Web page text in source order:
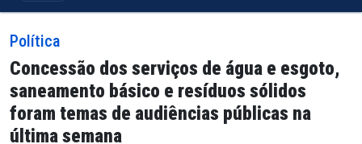
Política
Concessão dos serviços de água e esgoto,
saneamento básico e resíduos sólidos
foram temas de audiências públicas na
última semana